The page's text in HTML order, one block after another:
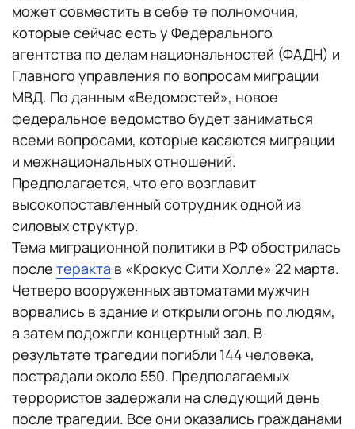
может совместить в себе те полномочия,
которые сейчас есть у Федерального
агентства по делам национальностей (ФАДН) и
Главного управления по вопросам миграции
МВД. По данным «Ведомостей», новое
федеральное ведомство будет заниматься
всеми вопросами, которые касаются миграции
и межнациональных отношений.
Предполагается, что его возглавит
высокопоставленный сотрудник одной из
силовых структур.
Тема миграционной политики в РФ обострилась
после теракта в «Крокус Сити Холле» 22 марта.
Четверо вооруженных автоматами мужчин
ворвались в здание и открыли огонь по людям,
а затем подожгли концертный зал. В
результате трагедии погибли 144 человека,
пострадали около 550. Предполагаемых
террористов задержали на следующий день
после трагедии. Все они оказались гражданами